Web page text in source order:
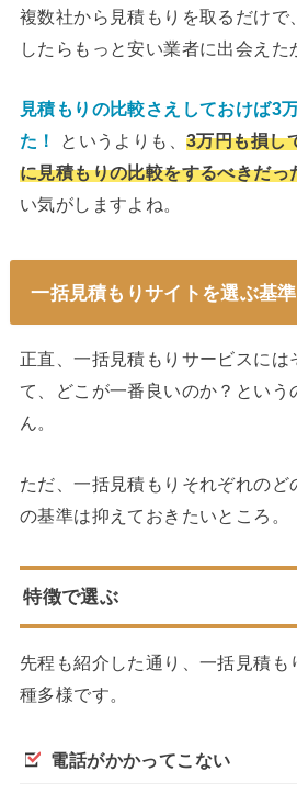
複数社から見積もりを取るだけ
したらもっと安い業者に出会え
見積もりの比較さえしておけば3
た！
というよりも、3万円も損し
に見積もりの比較をするべきだっ
い気がしますよね。
一括見積もりサイトを選ぶ基準
正直、一括見積もりサービスには
て、どこが一番良いのか？とい
ん。
ただ、一括見積もりそれぞれの
の基準は抑えておきたいところ。
特徴で選ぶ
先程も紹介した通り、一括見積も
種多様です。
電話がかかってこない